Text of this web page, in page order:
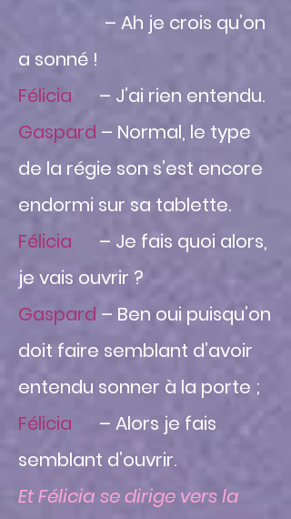
– Ah je crois qu’on
a sonné !
Félicia – J’ai rien entendu.
Gaspard – Normal, le type
de la régie son s’est encore
endormi sur sa tablette.
Félicia – Je fais quoi alors,
je vais ouvrir ?
Gaspard – Ben oui puisqu’on
doit faire semblant d’avoir
entendu sonner à la porte ;
Félicia – Alors je fais
semblant d’ouvrir.
Et Félicia se dirige vers la